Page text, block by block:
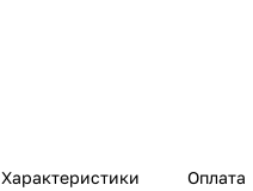
Характеристики Оплата